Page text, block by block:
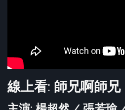
線上看: 師兄啊師兄